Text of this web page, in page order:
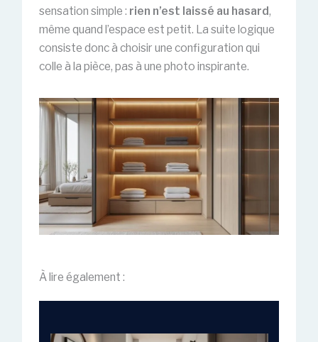
sensation simple : rien n’est laissé au hasard,
même quand l’espace est petit. La suite logique
consiste donc à choisir une configuration qui
colle à la pièce, pas à une photo inspirante.
À lire également :